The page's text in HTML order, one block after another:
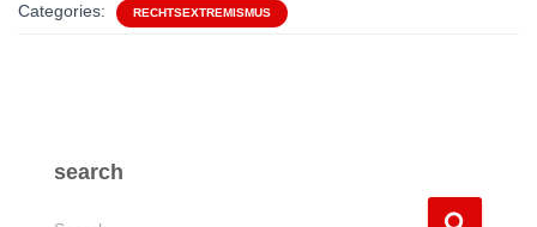
Categories: RECHTSEXTREMISMUS
search
S